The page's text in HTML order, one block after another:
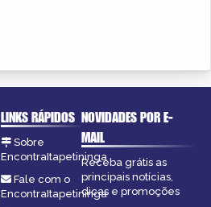
LINKS RÁPIDOS
Sobre
EncontraItapetininga
Fale com o
EncontraItapetininga
NOVIDADES POR E-
MAIL
Receba grátis as
principais notícias,
dicas e promoções